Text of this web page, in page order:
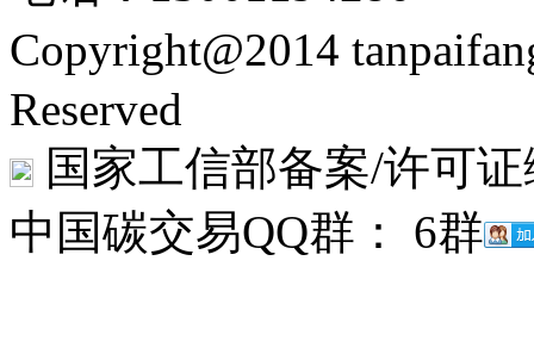
Copyright@2014
Reserved
国家工信部备案/许可
中国碳交易QQ群： 6群